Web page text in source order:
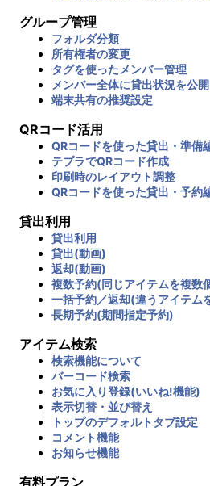
グループ管理
フォルダ分類
所有権者の変更
タグを使ったメンバー管理
メンバー全体に貸出状況を公開
端末共有の推奨設定
QRコード活用
QRコードを使った貸出・準備
テプラでQRコード作成
印刷時のレイアウト調整
QRコードを使った貸出・予約
貸出利用
貸出利用
貸出(動画)
返却(動画)
複数予約(同じアイテムを複数
一括予約／返却(違うアイテム
長期予約(期間指定予約)
アイテム検索
検索機能について
バーコード検索
お気に入り登録(いいね!機能)
表示切替・並び替え
トップのデフォルトタブ設定
コメント機能
お知らせ機能
有料プラン